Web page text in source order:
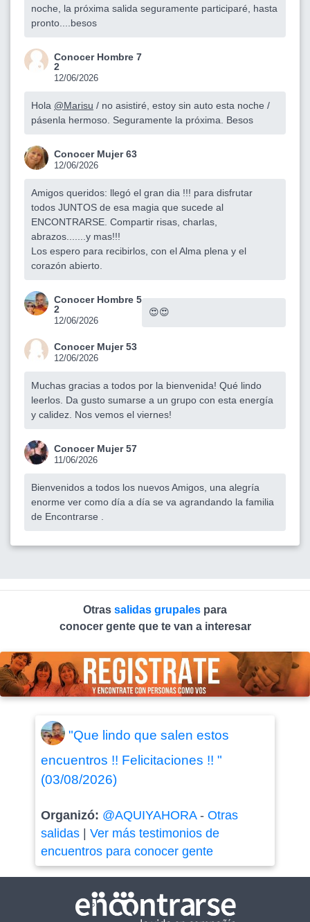
noche, la próxima salida seguramente participaré, hasta
pronto....besos
Conocer Hombre 7
2
12/06/2026
Hola @Marisu / no asistiré, estoy sin auto esta noche /
pásenla hermoso. Seguramente la próxima. Besos
Conocer Mujer 63
12/06/2026
Amigos queridos: llegó el gran dia !!! para disfrutar
todos JUNTOS de esa magia que sucede al
ENCONTRARSE. Compartir risas, charlas,
abrazos.......y mas!!!
Los espero para recibirlos, con el Alma plena y el
corazón abierto.
Conocer Hombre 5
2
12/06/2026
😍😍
Conocer Mujer 53
12/06/2026
Muchas gracias a todos por la bienvenida! Qué lindo
leerlos. Da gusto sumarse a un grupo con esta energía
y calidez. Nos vemos el viernes!
Conocer Mujer 57
11/06/2026
Bienvenidos a todos los nuevos Amigos, una alegría
enorme ver como día a día se va agrandando la familia
de Encontrarse .
Otras salidas grupales para
conocer gente que te van a interesar
"Que lindo que salen estos
encuentros !! Felicitaciones !! "
(03/08/2026)
Organizó: @AQUIYAHORA- Otras
salidas| Ver más testimonios de
encuentros para conocer gente